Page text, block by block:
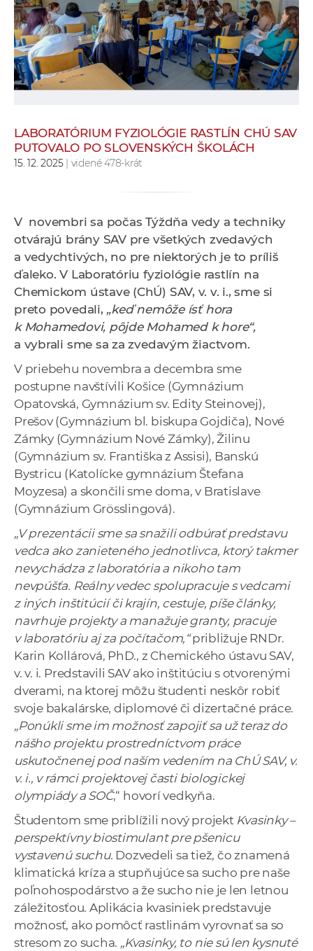
e
v
p
r
a
v
a
c
h
p
í
k
V
LABORATÓRIUM FYZIOLÓGIE RASTLÍN CHÚ SAV
PUTOVALO PO SLOVENSKÝCH ŠKOLÁCH
15. 12. 2025| videné 478-krát
V novembri sa počas Týždňa vedy a techniky
otvárajú brány SAV pre všetkých zvedavých
a vedychtivých, no pre niektorých je to príliš
ďaleko. V Laboratóriu fyziológie rastlín na
Chemickom ústave (ChÚ) SAV, v. v. i., sme si
preto povedali, „keď nemôže ísť hora
k Mohamedovi, pôjde Mohamed k hore“,
a vybrali sme sa za zvedavým žiactvom.
V priebehu novembra a decembra sme
postupne navštívili Košice (Gymnázium
Opatovská, Gymnázium sv. Edity Steinovej),
Prešov (Gymnázium bl. biskupa Gojdiča), Nové
Zámky (Gymnázium Nové Zámky), Žilinu
(Gymnázium sv. Františka z Assisi), Banskú
Bystricu (Katolícke gymnázium Štefana
Moyzesa) a skončili sme doma, v Bratislave
(Gymnázium Grösslingová).
„V prezentácii sme sa snažili odbúrať predstavu
vedca ako zanieteného jednotlivca, ktorý takmer
nevychádza z laboratória a nikoho tam
nevpúšťa. Reálny vedec spolupracuje s vedcami
z iných inštitúcií či krajín, cestuje, píše články,
navrhuje projekty a manažuje granty, pracuje
v laboratóriu aj za počítačom,“približuje RNDr.
Karin Kollárová, PhD., z Chemického ústavu SAV,
v. v. i. Predstavili SAV ako inštitúciu s otvorenými
dverami, na ktorej môžu študenti neskôr robiť
svoje bakalárske, diplomové či dizertačné práce.
„Ponúkli sme im možnosť zapojiť sa už teraz do
nášho projektu prostredníctvom práce
uskutočnenej pod naším vedením na ChÚ SAV, v.
v. i., v rámci projektovejčastibiologickej
olympiády a SOČ,“ hovorí vedkyňa.
Študentom sme priblížili nový projekt Kvasinky –
perspektívny biostimulant pre pšenicu
vystavenú suchu. Dozvedeli sa tiež, čo znamená
klimatická kríza a stupňujúce sa sucho pre naše
poľnohospodárstvo a že sucho nie je len letnou
záležitosťou. Aplikácia kvasiniek predstavuje
možnosť, ako pomôcť rastlinám vyrovnať sa so
stresom zo sucha. „Kvasinky, to nie sú len kysnuté